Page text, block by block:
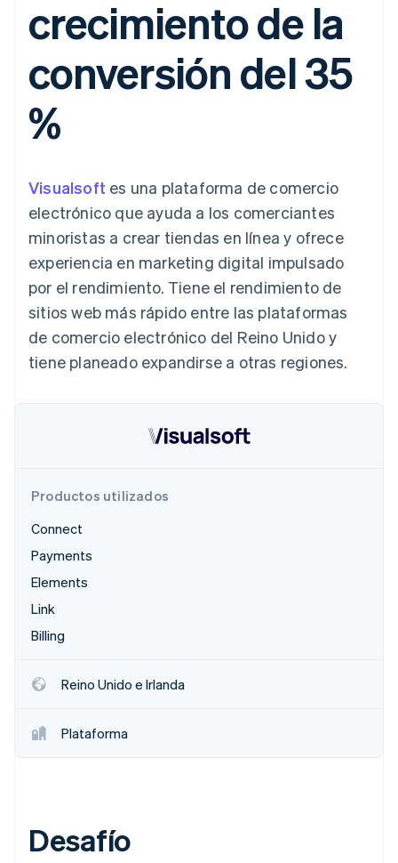
Authorization
Boost
Optimizaciones
Link
Proceso de
acelerado
Automatización
contable
Stripe Sigma
Informes
personalizados
Más
Product roadmap
Ver lo que viene
Radar
Prevención de fraude
Atlas
Constitución de una startup
Climate
Eliminación de dióxido de carbono
Descubre cómo Stripe construye la infraestructura
Gestión del dinero
Plataformas
SaaS
creadores
Juegos
Hostelería, viajes y ocio
Medios de
comunicación y
entretenimiento
Organizaciones sin
fines de lucro
Servicios
profesionales
Socios
Gestionar
suscripciones
Ofrecer cobro por
consumo
Emitir tarjetas
respaldadas por
Recursos
aplicaciones
Ejemplos de código
Blog de
desarrolladores
Estado de la API
Empresa
Hoja de ruta del
producto
Conferencia anual
Sessions
Contacta con ventas
Conviértete en socio
crecimiento de la
conversión del 35
%
Visualsoft es una plataforma de comercio
electrónico que ayuda a los comerciantes
minoristas a crear tiendas en línea y ofrece
experiencia en marketing digital impulsado
por el rendimiento. Tiene el rendimiento de
sitios web más rápido entre las plataformas
de comercio electrónico del Reino Unido y
tiene planeado expandirse a otras regiones.
Productos utilizados
Connect
Payments
Elements
Link
Billing
Reino Unido e Irlanda
Plataforma
Desafío